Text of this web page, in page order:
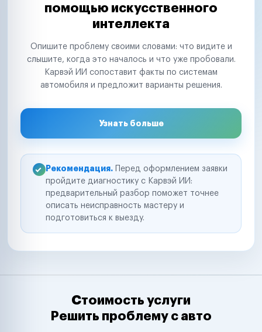
помощью искусственного
интеллекта
Опишите проблему своими словами: что видите и
слышите, когда это началось и что уже пробовали.
Карвэй ИИ сопоставит факты по системам
автомобиля и предложит варианты решения.
Узнать больше
Рекомендация. Перед оформлением заявки
пройдите диагностику с Карвэй ИИ:
предварительный разбор поможет точнее
описать неисправность мастеру и
подготовиться к выезду.
Стоимость услуги
Решить проблему с авто